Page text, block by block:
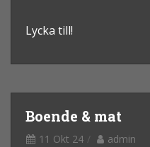
Lycka till!
Boende & mat
11 Okt 24 admin